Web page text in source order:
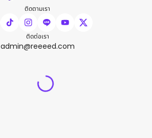
ติดตามเรา
ติดต่อเรา
admin@reeeed.com